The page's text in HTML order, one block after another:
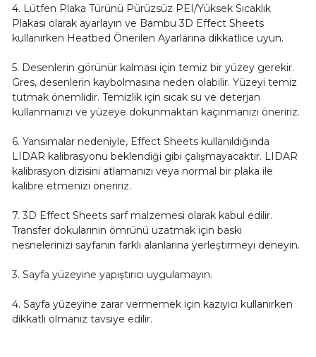
4. Lütfen Plaka Türünü Pürüzsüz PEI/Yüksek Sıcaklık
Plakası olarak ayarlayın ve Bambu 3D Effect Sheets
kullanırken Heatbed Önerilen Ayarlarına dikkatlice uyun.
5. Desenlerin görünür kalması için temiz bir yüzey gerekir.
Gres, desenlerin kaybolmasına neden olabilir. Yüzeyi temiz
tutmak önemlidir. Temizlik için sıcak su ve deterjan
kullanmanızı ve yüzeye dokunmaktan kaçınmanızı öneririz.
6. Yansımalar nedeniyle, Effect Sheets kullanıldığında
LIDAR kalibrasyonu beklendiği gibi çalışmayacaktır. LIDAR
kalibrasyon dizisini atlamanızı veya normal bir plaka ile
kalibre etmenizi öneririz.
7. 3D Effect Sheets sarf malzemesi olarak kabul edilir.
Transfer dokularının ömrünü uzatmak için baskı
nesnelerinizi sayfanın farklı alanlarına yerleştirmeyi deneyin.
3. Sayfa yüzeyine yapıştırıcı uygulamayın.
4. Sayfa yüzeyine zarar vermemek için kazıyıcı kullanırken
dikkatli olmanız tavsiye edilir.